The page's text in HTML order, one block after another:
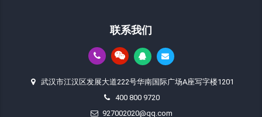
联系我们
武汉市江汉区发展大道222号华南国际广场A座写字楼1201
400 800 9720
927002020@qq.com